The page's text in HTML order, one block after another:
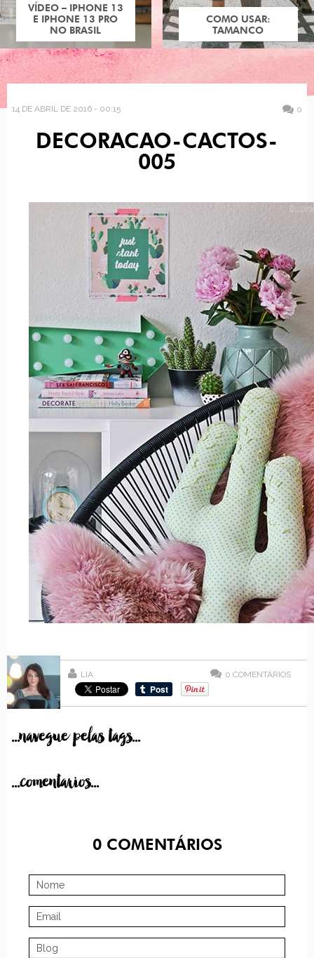
VÍDEO – IPHONE 13
E IPHONE 13 PRO
NO BRASIL
COMO USAR:
TAMANCO
14 DE ABRIL DE 2016 - 00:15 0
DECORACAO-CACTOS-
005
LIA 0 COMENTÁRIOS
...navegue pelas tags...
...comentarios...
0COMENTÁRIOS